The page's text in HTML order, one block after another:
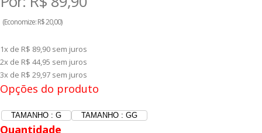
(Economize:R$ 20,00)
1x de R$ 89,90 sem juros
2x de R$ 44,95 sem juros
3x de R$ 29,97 sem juros
Opções do produto
TAMANHO : G TAMANHO : GG
Quantidade